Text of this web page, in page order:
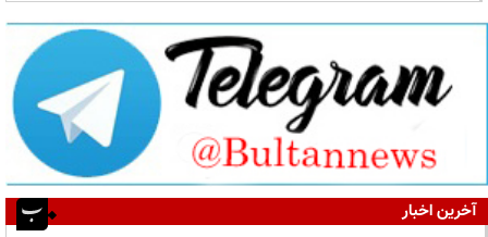
آخرین اخبار